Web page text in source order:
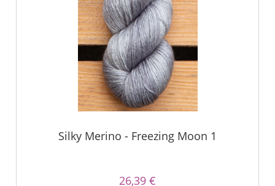
Silky Merino - Freezing Moon 1
26,39 €